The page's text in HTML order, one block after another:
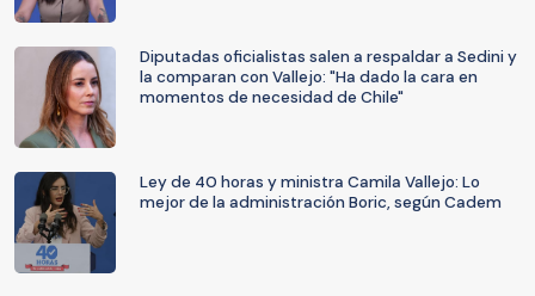
Diputadas oficialistas salen a respaldar a Sedini y
la comparan con Vallejo: "Ha dado la cara en
momentos de necesidad de Chile"
Ley de 40 horas y ministra Camila Vallejo: Lo
mejor de la administración Boric, según Cadem